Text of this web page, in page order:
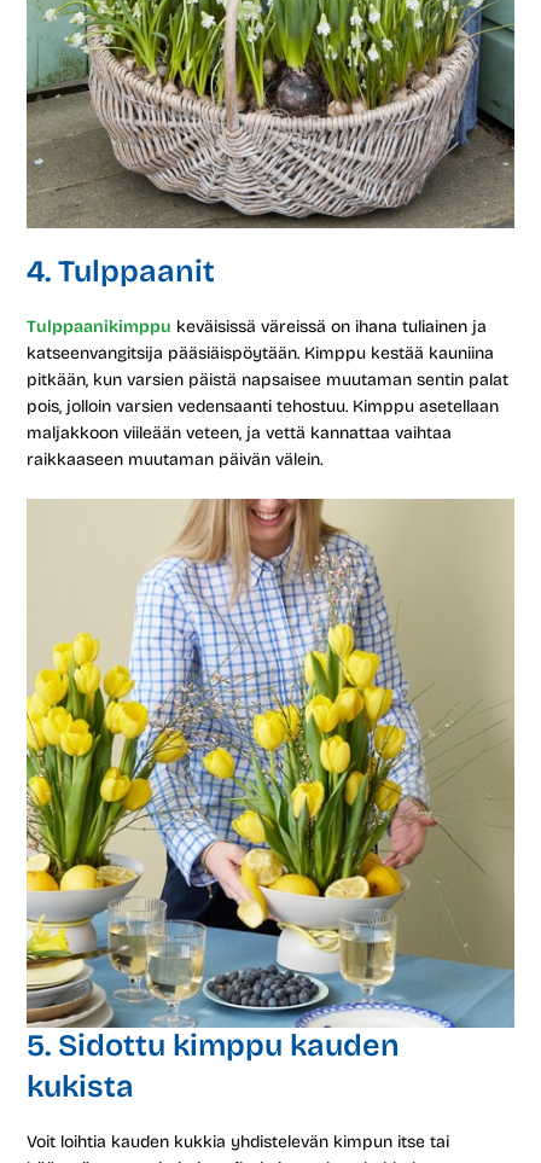
4. Tulppaanit
Tulppaanikimppu keväisissä väreissä on ihana tuliainen ja
katseenvangitsija pääsiäispöytään. Kimppu kestää kauniina
pitkään, kun varsien päistä napsaisee muutaman sentin palat
pois, jolloin varsien vedensaanti tehostuu. Kimppu asetellaan
maljakkoon viileään veteen, ja vettä kannattaa vaihtaa
raikkaaseen muutaman päivän välein.
5. Sidottu kimppu kauden
kukista
Voit loihtia kauden kukkia yhdistelevän kimpun itse tai